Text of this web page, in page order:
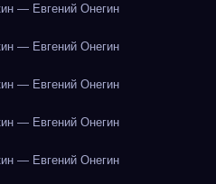
— Евгений Онегин
— Евгений Онегин
— Евгений Онегин
— Евгений Онегин
— Евгений Онегин